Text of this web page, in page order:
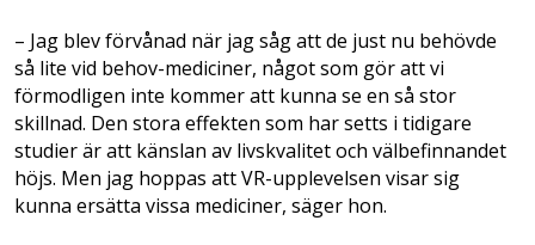
– Jag blev förvånad när jag såg att de just nu behövde
så lite vid behov-mediciner, något som gör att vi
förmodligen inte kommer att kunna se en så stor
skillnad. Den stora effekten som har setts i tidigare
studier är att känslan av livskvalitet och välbefinnandet
höjs. Men jag hoppas att VR-upplevelsen visar sig
kunna ersätta vissa mediciner, säger hon.